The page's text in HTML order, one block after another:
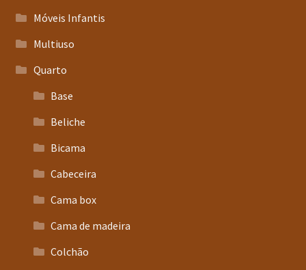
Móveis Infantis
Multiuso
Quarto
Base
Beliche
Bicama
Cabeceira
Cama box
Cama de madeira
Colchão